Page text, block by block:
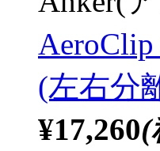
(左右分
¥17,260(